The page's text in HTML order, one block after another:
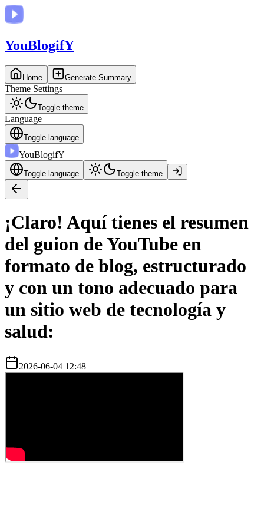
YouBlogifY
Home Generate Summary
Theme Settings
Toggle theme
Language
Toggle language
YouBlogifY
Toggle language Toggle theme
¡Claro! Aquí tienes el resumen
del guion de YouTube en
formato de blog, estructurado
y con un tono adecuado para
un sitio web de tecnología y
salud:
2026-06-04 12:48